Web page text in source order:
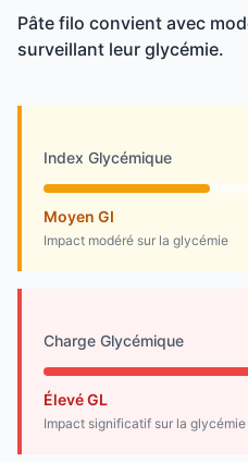
Pâte filo convient avec
surveillant leur glycémie.
Index Glycémique
Moyen GI
Impact modéré sur la glycémie
Charge Glycémique
Élevé GL
Impact significatif sur la glycémie